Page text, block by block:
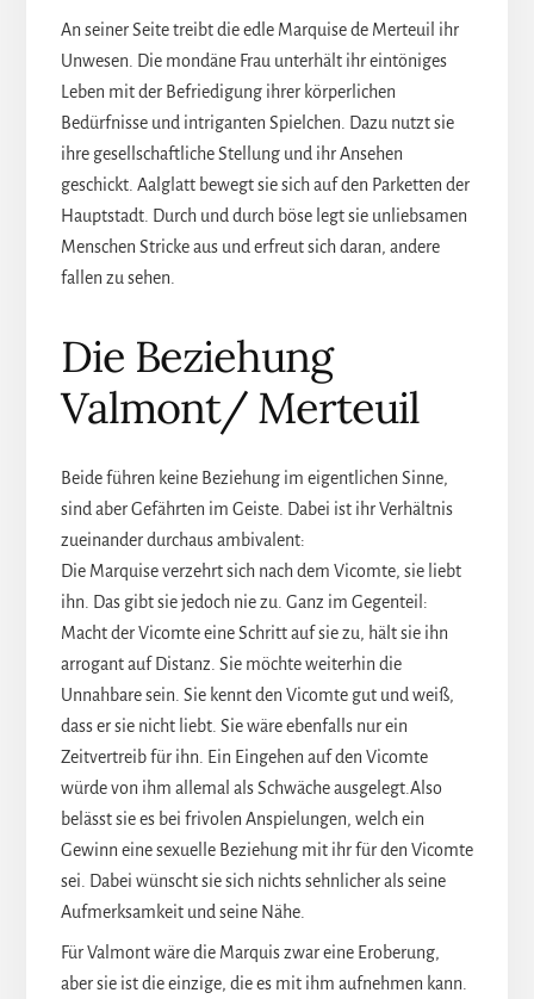
An seiner Seite treibt die edle Marquise de Merteuil ihr
Unwesen. Die mondäne Frau unterhält ihr eintöniges
Leben mit der Befriedigung ihrer körperlichen
Bedürfnisse und intriganten Spielchen. Dazu nutzt sie
ihre gesellschaftliche Stellung und ihr Ansehen
geschickt. Aalglatt bewegt sie sich auf den Parketten der
Hauptstadt. Durch und durch böse legt sie unliebsamen
Menschen Stricke aus und erfreut sich daran, andere
fallen zu sehen.
Die Beziehung
Valmont/ Merteuil
Beide führen keine Beziehung im eigentlichen Sinne,
sind aber Gefährten im Geiste. Dabei ist ihr Verhältnis
zueinander durchaus ambivalent:
Die Marquise verzehrt sich nach dem Vicomte, sie liebt
ihn. Das gibt sie jedoch nie zu. Ganz im Gegenteil:
Macht der Vicomte eine Schritt auf sie zu, hält sie ihn
arrogant auf Distanz. Sie möchte weiterhin die
Unnahbare sein. Sie kennt den Vicomte gut und weiß,
dass er sie nicht liebt. Sie wäre ebenfalls nur ein
Zeitvertreib für ihn. Ein Eingehen auf den Vicomte
würde von ihm allemal als Schwäche ausgelegt.Also
belässt sie es bei frivolen Anspielungen, welch ein
Gewinn eine sexuelle Beziehung mit ihr für den Vicomte
sei. Dabei wünscht sie sich nichts sehnlicher als seine
Aufmerksamkeit und seine Nähe.
Für Valmont wäre die Marquis zwar eine Eroberung,
aber sie ist die einzige, die es mit ihm aufnehmen kann.